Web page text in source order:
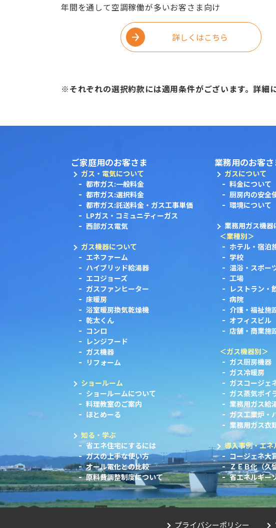
年間を通して空調稼働が多いお客さま向け
詳しくはこちら
※それぞれの選択約款には適用条件がございます。詳細
ご家庭用のお客さま
ガス・電気について
都市ガス:一般料金
都市ガス:選択料金
都市ガス:託送料金・ガス工事単価
LPガス・コミュニティーガス
西部ガス電気
ガス機器について
エネファーム
ハイブリッド給湯器
エコジョーズ
ガスファンヒーター
床暖房
浴室暖房換気乾燥機
乾太くん
コンロ
レンジフード
ガス機器
リフォーム
ショールーム
ショールームについて
料理教室のご案内
ほとめーる
知る・学ぶ
省エネ住宅にするには
ガスの上手な使い方
オール電化との比較
原料費調整制度について
業務用のお客さ
ガスについて
料金について
厨房内の安全
環境について
業務用ガス機器
＜業種別＞
ホテル・宿泊
学校
温浴・スポー
工場
レストラン・
病院
介護・福祉施
オフィスビル
店舗・商業施
＜ガス機器別＞
ガス厨房機器
ガス冷暖房
ガスコージェ
ガス蒸気ボイ
業務用ガス給
ガス工業炉・
業務用ガス衣
導入事例・エ
コージェネ大
ＺＥＢ化（久
省エネルギー
プライバシーポリシー